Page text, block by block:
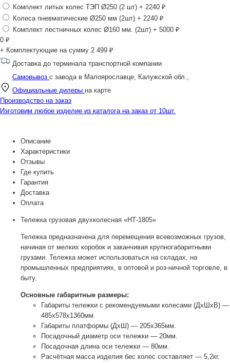
Комплект литых колес ТЭП Ø250 (2 шт) + 2240 ₽
Колеса пневматические Ø250 мм (2шт) + 2240 ₽
Комплект лестничных колес Ø160 мм. (2шт) + 5000 ₽
0 ₽
+ Комплектующие на сумму 2 499 ₽
Доставка до терминала транспортной компании
Самовывоз с завода в Малоярославце, Калужской обл.,
Официальные дилеры на карте
Производство на заказ
Изготовим любое изделие из каталога на заказ от 10шт.
Описание
Характеристики
Отзывы
Где купить
Гарантия
Доставка
Оплата
Тележка грузовая двухколесная «НТ-1805»
Тележка предназначена для перемещения всевозможных грузов,
начиная от мелких коробок и заканчивая крупногабаритными
грузами. Тележка может использоваться на складах, на
промышленных предприятиях, в оптовой и роз-ничной торговле, в
быту.
Основные габаритные размеры:
Габариты тележки с рекомендуемыми колесами (ДхШхВ) —
485х578х1360мм.
Габариты платформы (ДхШ) — 205х365мм.
Посадочный диаметр оси тележки — 20мм.
Посадочная длина оси тележки — 80мм.
Расчётная масса изделия бес колес составляет — 5,2кг.